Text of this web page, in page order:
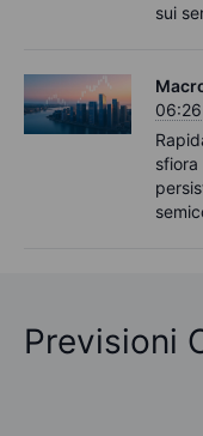
sui
06:26
sfiora
Previsioni